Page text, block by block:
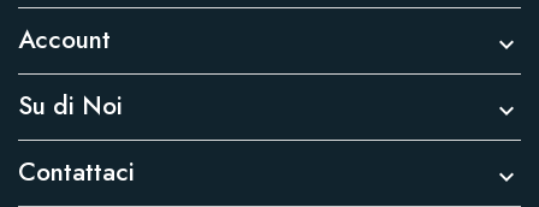
Account 
Su di Noi 
Contattaci 